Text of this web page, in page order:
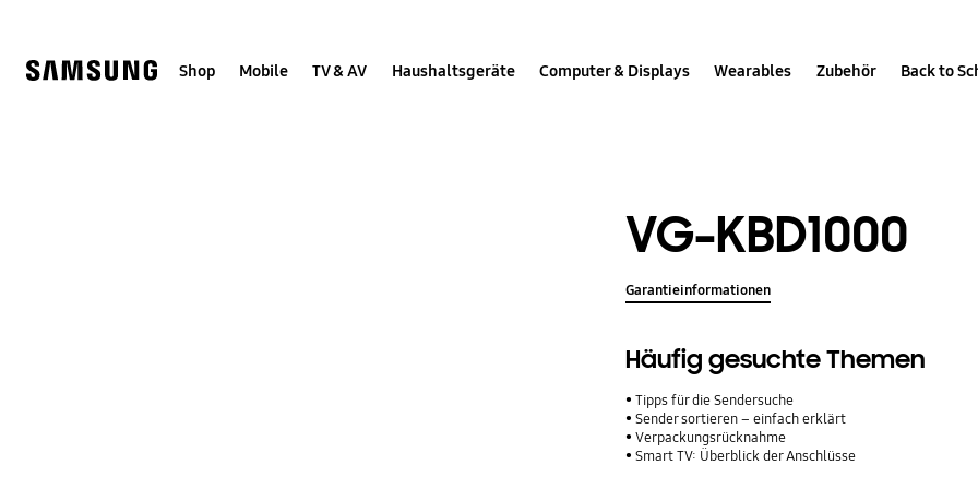
help
Shop Mobile TV & AV Haushaltsgeräte Computer & Displays Wearables Zubehör Back to
VG-KBD1000
Garantieinformationen
Häufig gesuchte Themen
Tipps für die Sendersuche
Sender sortieren – einfach erklärt
Verpackungsrücknahme
Smart TV: Überblick der Anschlüsse